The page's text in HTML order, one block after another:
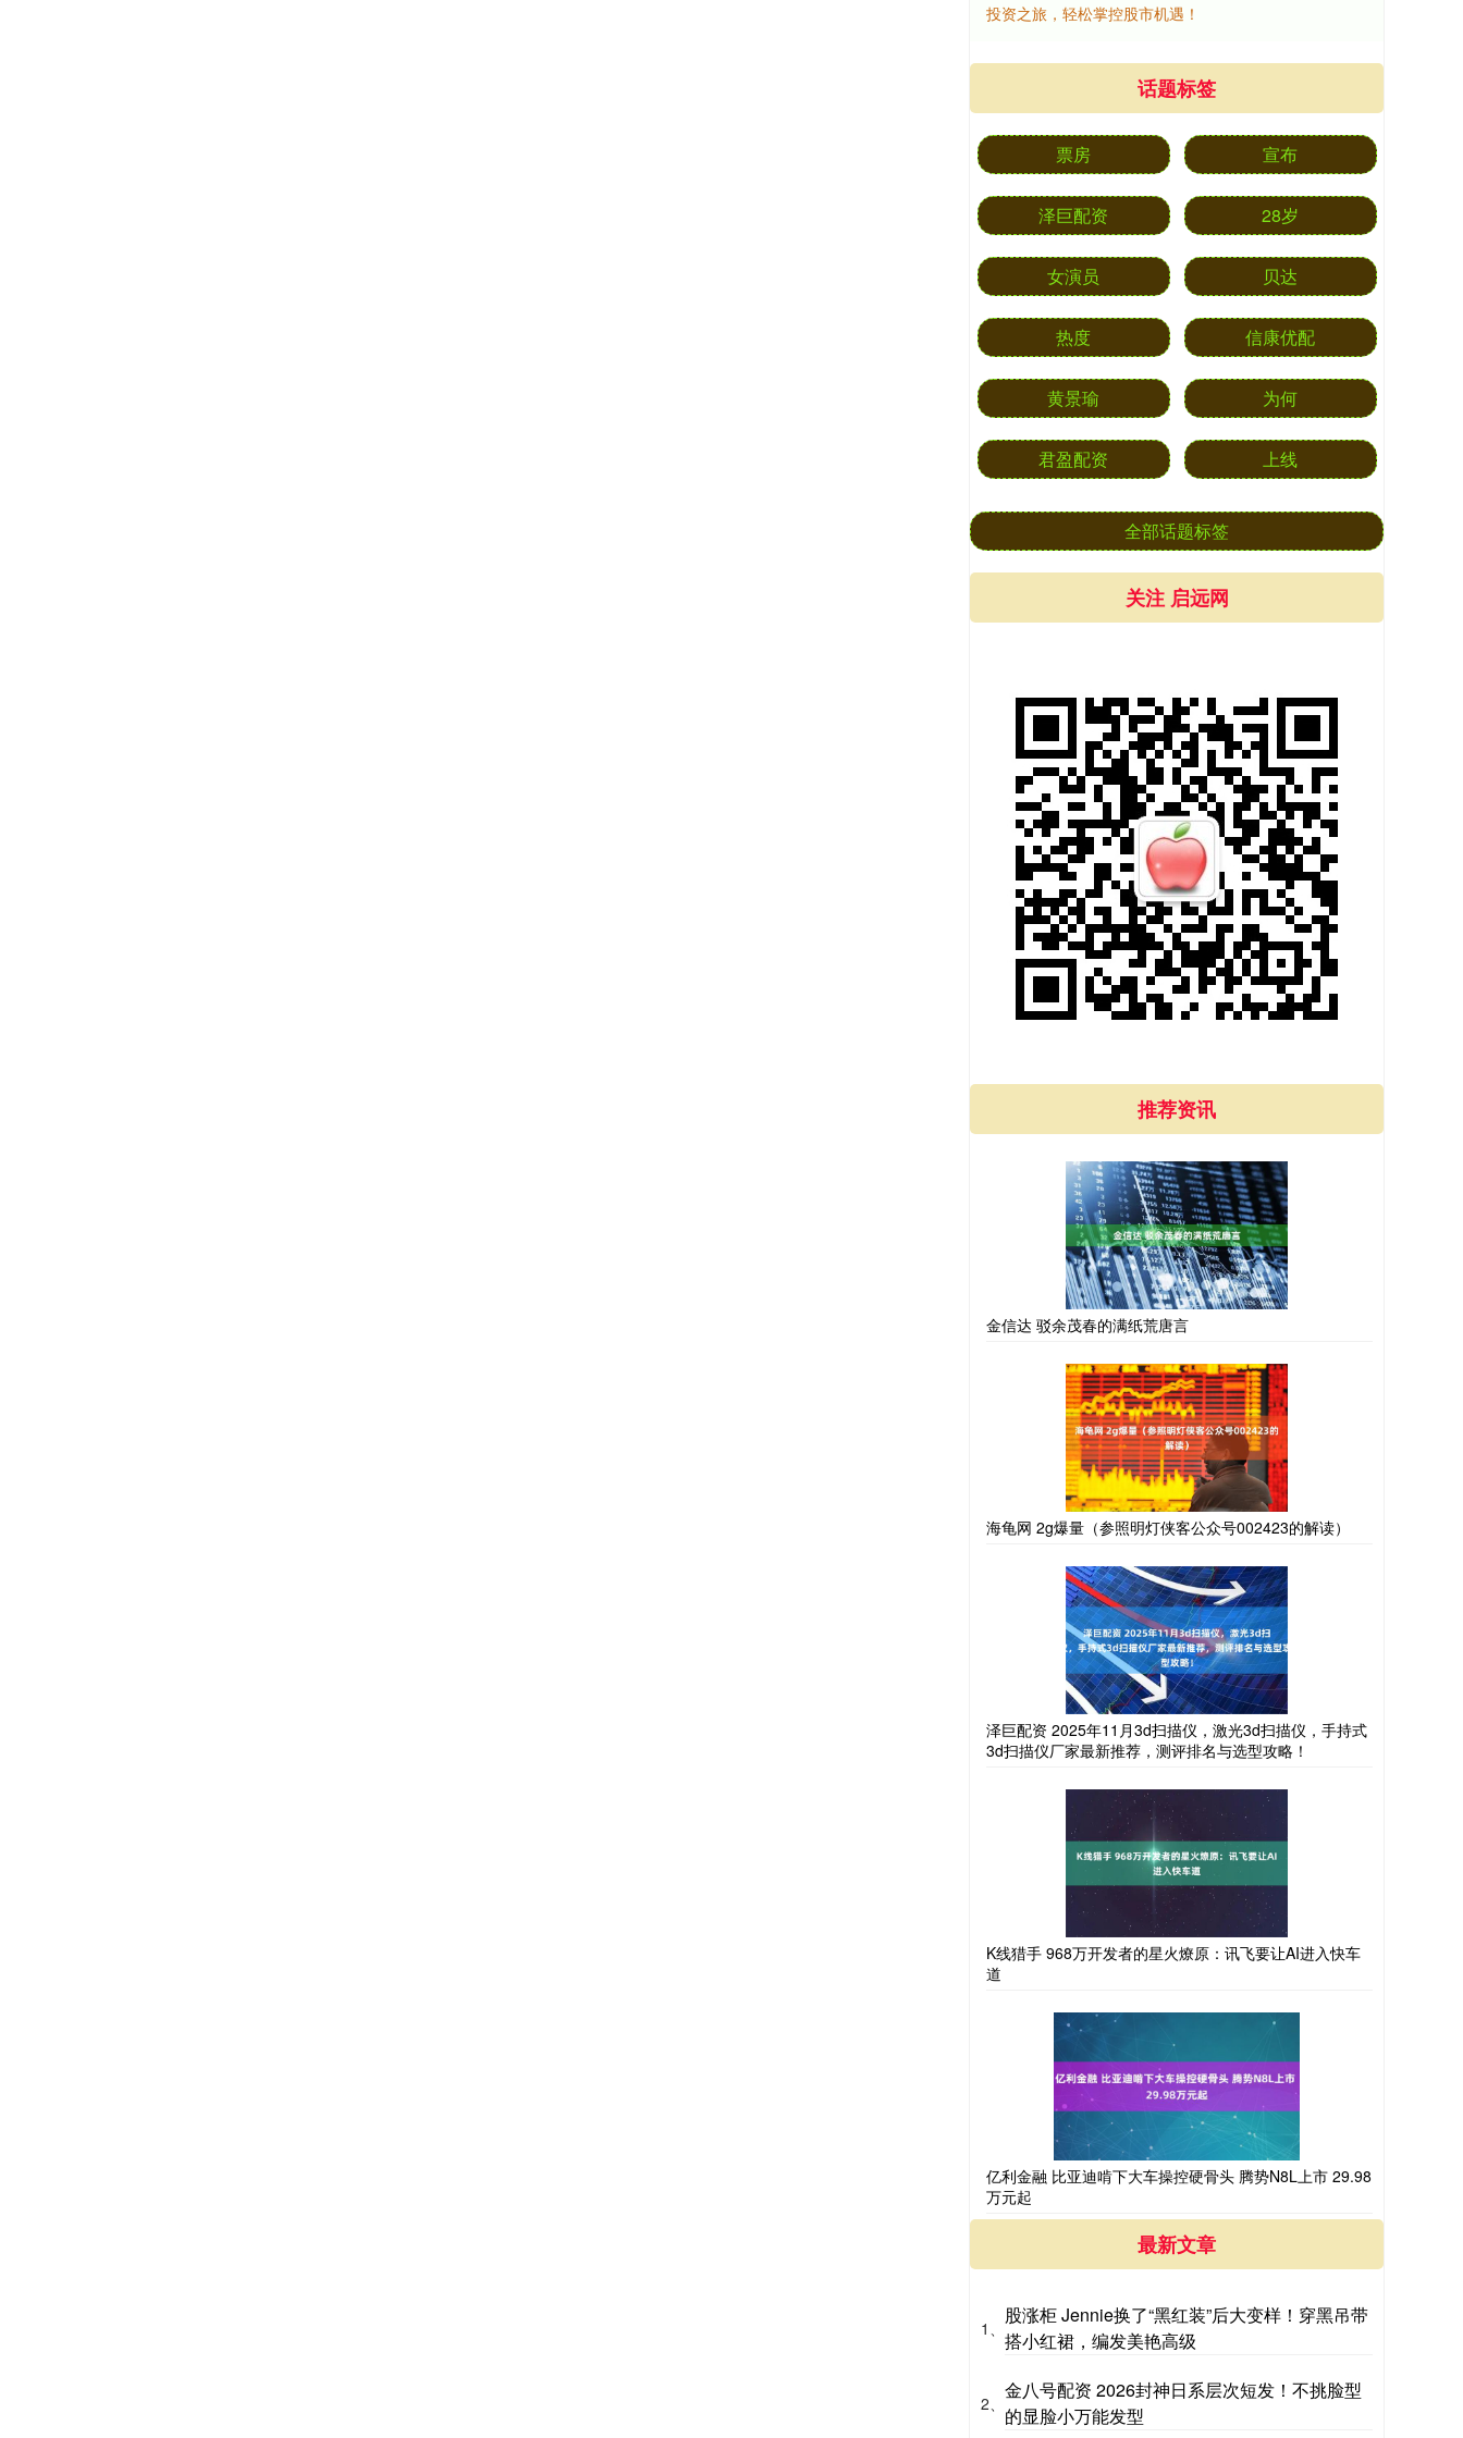
投资之旅，轻松掌控股市机遇！
话题标签
票房 宣布
泽巨配资 28岁
女演员 贝达
热度 信康优配
黄景瑜 为何
君盈配资 上线
全部话题标签
关注 启远网
推荐资讯
金信达 驳余茂春的满纸荒唐言
海龟网 2g爆量（参照明灯侠客公众号002423的解读）
泽巨配资 2025年11月3d扫描仪，激光3d扫描仪，手持式
3d扫描仪厂家最新推荐，测评排名与选型攻略！
K线猎手 968万开发者的星火燎原：讯飞要让AI进入快车
道
亿利金融 比亚迪啃下大车操控硬骨头 腾势N8L上市 29.98
万元起
最新文章
1、
股涨柜 Jennie换了“黑红装”后大变样！穿黑吊带
搭小红裙，编发美艳高级
2、
金八号配资 2026封神日系层次短发！不挑脸型
的显脸小万能发型